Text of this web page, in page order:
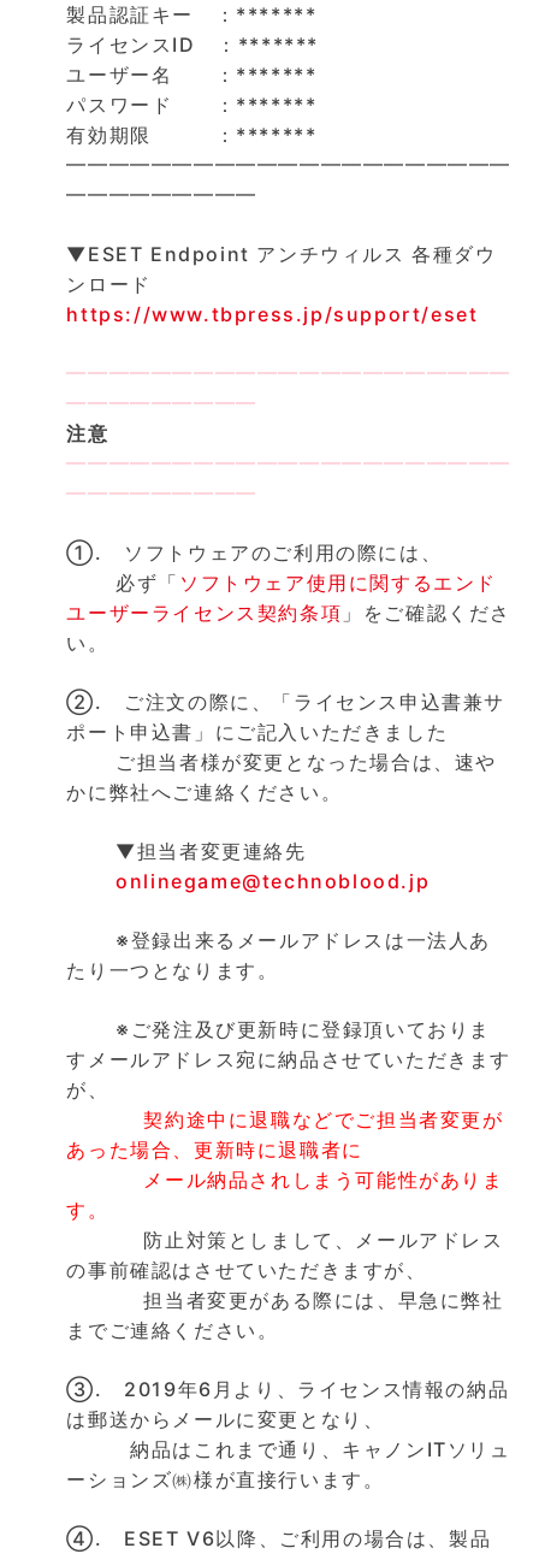
製品認証キー ：*******
ライセンスID ：*******
ユーザー名 ：*******
パスワード ：*******
有効期限 ：*******
━━━━━━━━━━━━━━━━━━━━━
━━━━━━━━━
▼ESET Endpoint アンチウィルス 各種ダウ
ンロード
https://www.tbpress.jp/support/eset
━━━━━━━━━━━━━━━━━━━━━
━━━━━━━━━
注意
━━━━━━━━━━━━━━━━━━━━━
━━━━━━━━━
①. ソフトウェアのご利用の際には、
必ず「 ソフトウェア使用に関するエンド
ユーザーライセンス契約条項 」をご確認くださ
い。
②. ご注文の際に、「ライセンス申込書兼サ
ポート申込書」にご記入いただきました
ご担当者様が変更となった場合は、速や
かに弊社へご連絡ください。
▼担当者変更連絡先
onlinegame@technoblood.jp
※登録出来るメールアドレスは一法人あ
たり一つとなります。
※ご発注及び更新時に登録頂いておりま
すメールアドレス宛に納品させていただきます
が、
契約途中に退職などでご担当者変更が
あった場合、更新時に退職者に
メール納品されしまう可能性がありま
す。
防止対策としまして、メールアドレス
の事前確認はさせていただきますが、
担当者変更がある際には、早急に弊社
までご連絡ください。
③. 2019年6月より、ライセンス情報の納品
は郵送からメールに変更となり、
納品はこれまで通り、キャノンITソリュ
ーションズ㈱様が直接行います。
④. ESET V6以降、ご利用の場合は、製品